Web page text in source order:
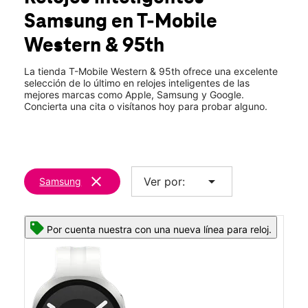
Mié.:10:00 a.m. a 8:00 p.m.
Jue.:10:00 a.m. a 8:00 p.m.
9542 South Western Ave Evergreen Park, IL 60805
Samsung en T-Mobile
Western & 95th
La tienda T-Mobile Western & 95th ofrece una excelente
selección de lo último en relojes inteligentes de las
mejores marcas como Apple, Samsung y Google.
Concierta una cita o visítanos hoy para probar alguno.
Samsung clear Ver por: arrow_drop_down
Por cuenta nuestra con una nueva línea para reloj.